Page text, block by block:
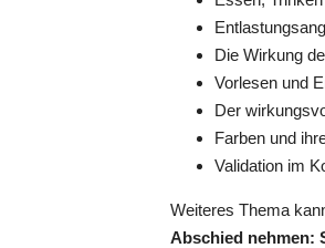
Die Wirkung
Vorlesen und
Der
Farben und
Validation im
Weiteres Thema
Abschied nehmen: